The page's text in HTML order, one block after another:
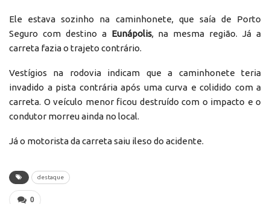
Ele estava sozinho na caminhonete, que saía de Porto
Seguro com destino a Eunápolis, na mesma região. Já a
carreta fazia o trajeto contrário.
Vestígios na rodovia indicam que a caminhonete teria
invadido a pista contrária após uma curva e colidido com a
carreta. O veículo menor ficou destruído com o impacto e o
condutor morreu ainda no local.
Já o motorista da carreta saiu ileso do acidente.
destaque
0